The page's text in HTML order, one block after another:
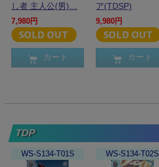
し者 主人公(男)…
7,980円
カート
ア(TDSP)
9,980円
カート
TDP
WS-S134-T01S WS-S134-T02S